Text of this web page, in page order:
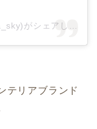
テリアブランド